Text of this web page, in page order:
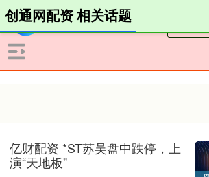
创通网配资 相关话题
亿财配资 *ST苏吴盘中跌停，上
演“天地板”